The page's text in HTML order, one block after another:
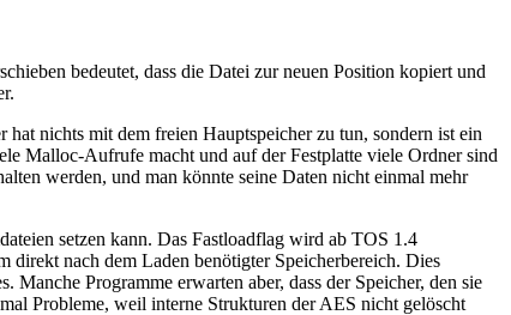
bedeutet, dass die Datei zur neuen Position kopiert und
nichts mit dem freien Hauptspeicher zu tun, sondern ist ein
Malloc-Aufrufe macht und auf der Festplatte viele Ordner sind
werden, und man könnte seine Daten nicht einmal mehr
setzen kann. Das Fastloadflag wird ab TOS 1.4
direkt nach dem Laden benötigter Speicherbereich. Dies
Programme erwarten aber, dass der Speicher, den sie
Probleme, weil interne Strukturen der AES nicht gelöscht